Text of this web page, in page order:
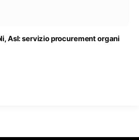
Asl: servizio procurement organi